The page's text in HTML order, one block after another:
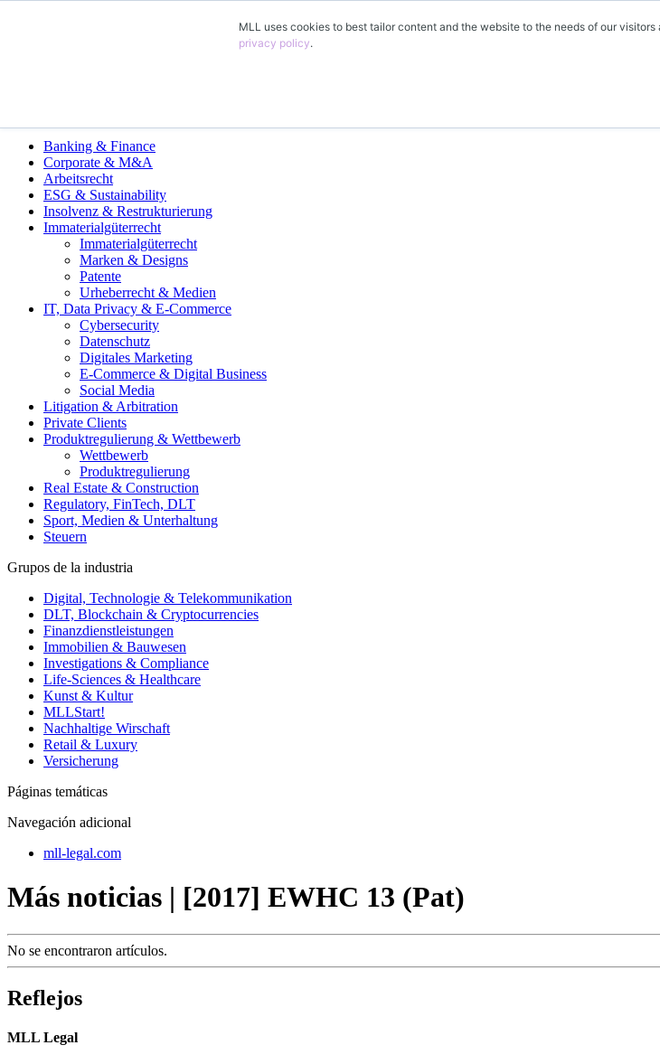
MLL uses cookies to best tailor content and the website to the needs of our
privacy policy.
Banking & Finance
Corporate & M&A
Arbeitsrecht
ESG & Sustainability
Insolvenz & Restrukturierung
Immaterialgüterrecht
Immaterialgüterrecht
Marken & Designs
Patente
Urheberrecht & Medien
IT, Data Privacy & E-Commerce
Cybersecurity
Datenschutz
Digitales Marketing
E-Commerce & Digital Business
Social Media
Litigation & Arbitration
Private Clients
Produktregulierung & Wettbewerb
Wettbewerb
Produktregulierung
Real Estate & Construction
Regulatory, FinTech, DLT
Sport, Medien & Unterhaltung
Steuern
Grupos de la industria
Digital, Technologie & Telekommunikation
DLT, Blockchain & Cryptocurrencies
Finanzdienstleistungen
Immobilien & Bauwesen
Investigations & Compliance
Life-Sciences & Healthcare
Kunst & Kultur
MLLStart!
Nachhaltige Wirschaft
Retail & Luxury
Versicherung
Páginas temáticas
Navegación adicional
mll-legal.com
Más noticias | [2017] EWHC 13 (Pat)
No se encontraron artículos.
Reflejos
MLL Legal